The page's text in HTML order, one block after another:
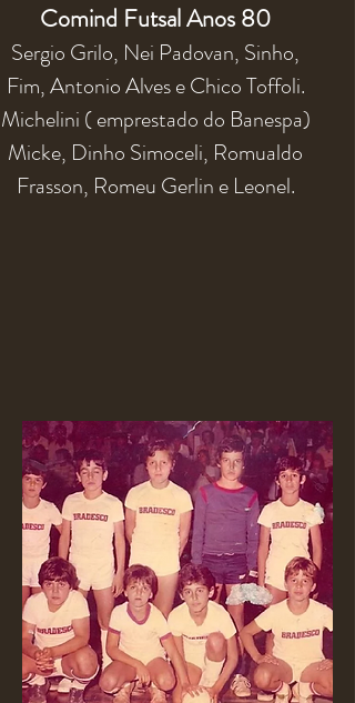
Comind Futsal Anos 80
Sergio Grilo, Nei Padovan, Sinho,
Fim, Antonio Alves e Chico Toffoli.
Michelini ( emprestado do Banespa)
Micke, Dinho Simoceli, Romualdo
Frasson, Romeu Gerlin e Leonel.